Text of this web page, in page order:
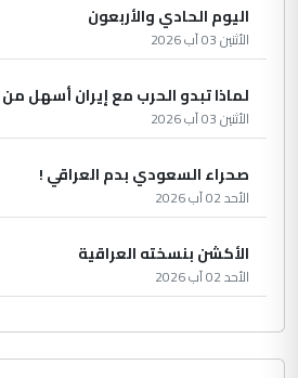
اليوم الحادي والأربعون
الأثنين 03 آب 2026
لماذا تبدو الحرب مع إيران أسهل
الأثنين 03 آب 2026
صحراء السعودي بدم العراقي !
الأحد 02 آب 2026
الأكشن بنسخته العراقية
الأحد 02 آب 2026